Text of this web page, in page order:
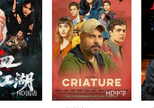
HD国语 HD中字